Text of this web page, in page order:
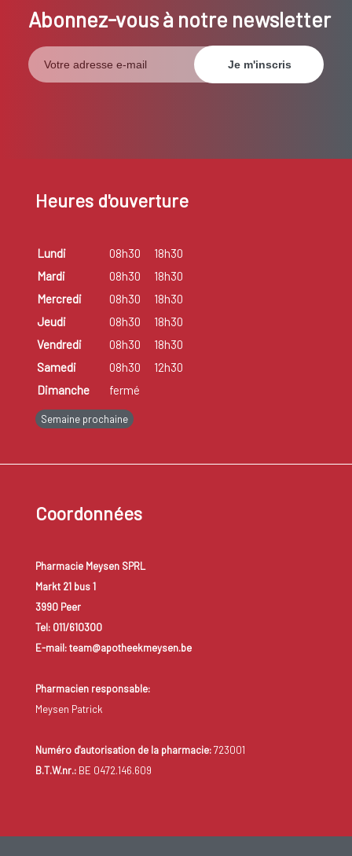
Abonnez-vous à notre newsletter
Heures d'ouverture
Lundi 08h30
18h30
Mardi
08h30
18h30
Mercredi
08h30
18h30
Jeudi
08h30
18h30
Vendredi
08h30
18h30
Samedi
08h30
12h30
Dimanche
fermé
Semaine prochaine
Coordonnées
Pharmacie Meysen SPRL
Markt 21 bus 1
3990 Peer
Tel: 011/610300
E-mail: team@apotheekmeysen.be
Pharmacien responsable:
Meysen Patrick
Numéro d'autorisation de la pharmacie:723001
B.T.W.nr.:BE 0472.146.609